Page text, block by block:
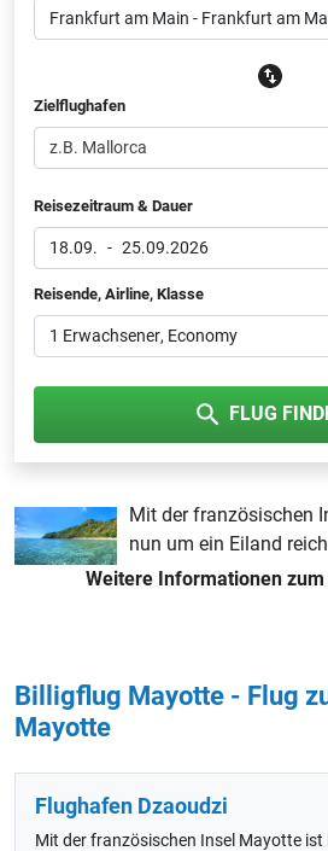
Zielflughafen
Reisezeitraum & Dauer
18.09. - 25.09.2026
Reisende, Airline, Klasse
1 Erwachsener, Economy
FLUG
Mit der französischen
nun um ein Eiland
Weitere Informationen
Billigflug Mayotte - Flug
Mayotte
Flughafen Dzaoudzi
Mit der französischen Insel Mayotte ist